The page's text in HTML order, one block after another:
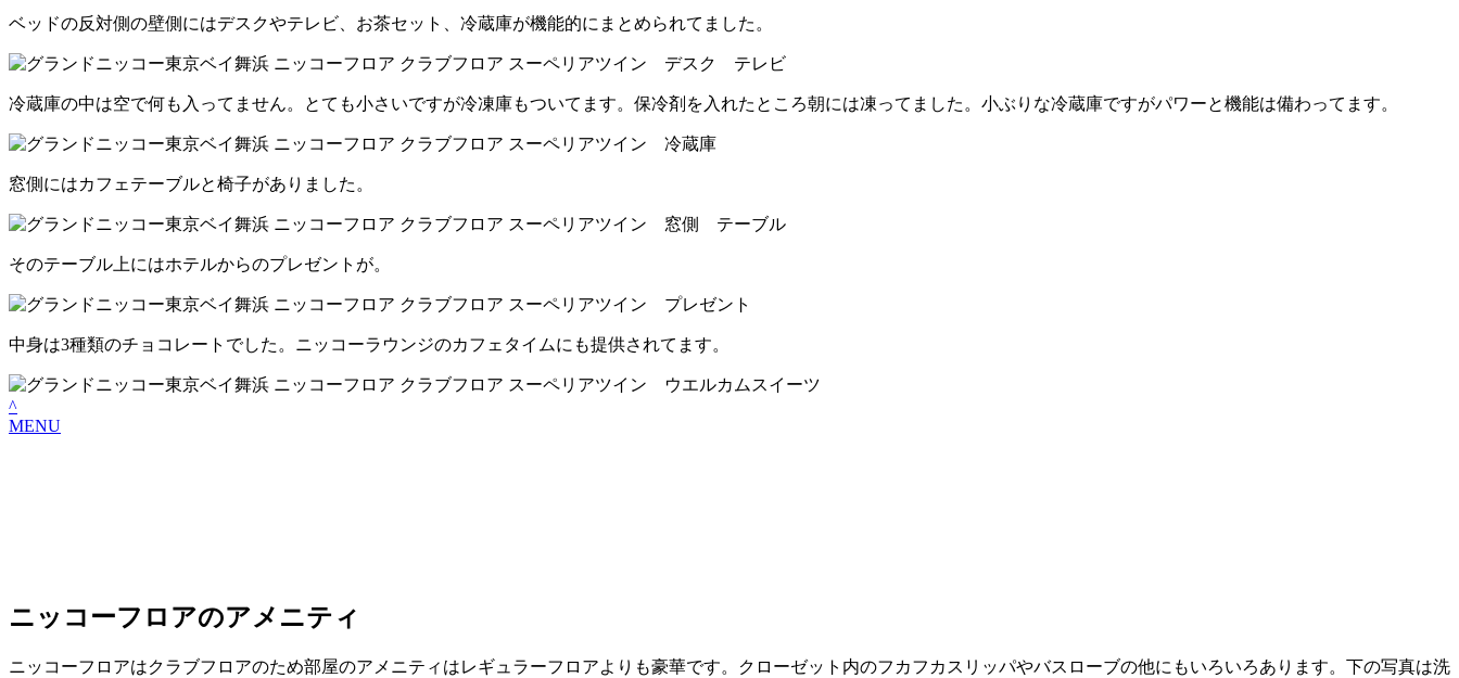
ベッドの反対側の壁側にはデスクやテレビ、お茶セット、冷蔵庫が機能的にまとめられてました。
冷蔵庫の中は空で何も入ってません。とても小さいですが冷凍庫もついてます。保冷剤を入れたところ朝には凍ってました。小ぶりな冷蔵庫ですがパワーと機能は備わってます。
窓側にはカフェテーブルと椅子がありました。
そのテーブル上にはホテルからのプレゼントが。
中身は3種類のチョコレートでした。ニッコーラウンジのカフェタイムにも提供されてます。
^
MENU
ニッコーフロアのアメニティ
ニッコーフロアはクラブフロアのため部屋のアメニティはレギュラーフロアよりも豪華です。クローゼット内のフカフカスリッパやバスローブの他にもいろいろあります。下の写真は洗